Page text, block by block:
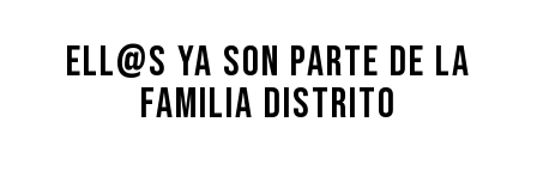
Ell@s ya son parte de la
familia Distrito